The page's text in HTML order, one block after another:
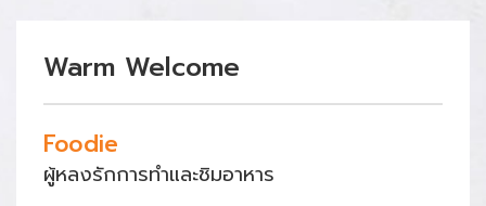
Warm Welcome
Foodie
ผู้หลงรักการทำและชิมอาหาร